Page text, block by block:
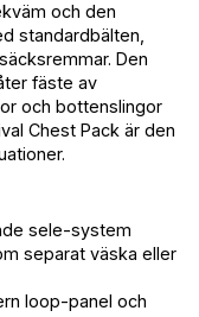
och den
standardbälten,
Den
fäste av
och bottenslingor
Chest Pack är den
sele-system
separat väska eller
loop-panel och